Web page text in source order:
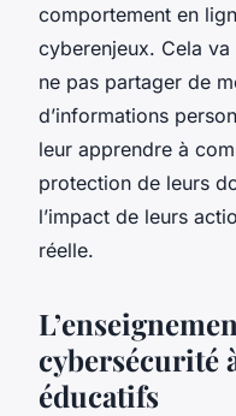
comportement en
cyberenjeux. Cela
ne pas partager de
d’informations
leur apprendre à
protection de leurs
l’impact de leurs
réelle.
cybersécurité
éducatifs